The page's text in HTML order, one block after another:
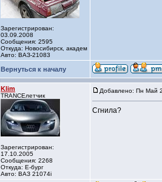
Зарегистрирован:
03.09.2008
Сообщения: 2595
Откуда: Новосибирск, академ
Авто: ВАЗ-21083
Вернуться к началу
Klim
TRANCEлетчик
Зарегистрирован:
17.10.2005
Сообщения: 2268
Откуда: Е-бург
Авто: ВАЗ 21074i
Добавлено: Пн Май
Сгнила?